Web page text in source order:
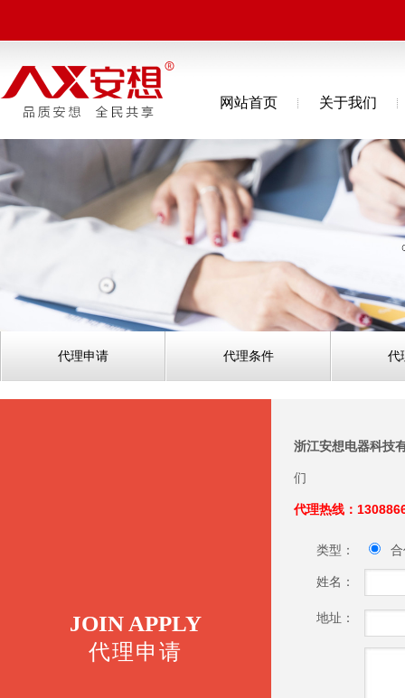
网站首页 关于我们
代理申请 代理条件 代
JOIN APPLY
代理申请
浙江安想电器科技
们
代理热线：
类型：
姓名：
地址：